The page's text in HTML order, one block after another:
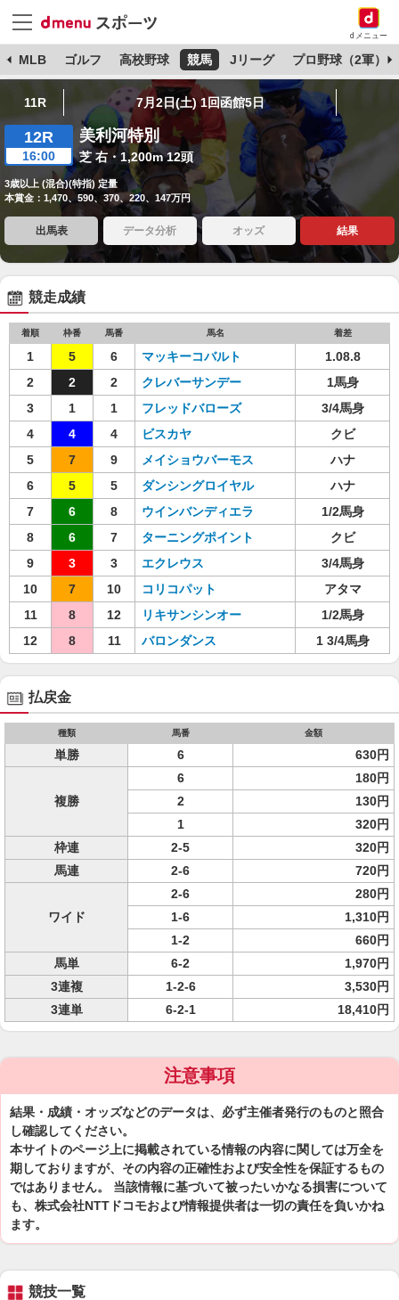
dメニュー
MLB ゴルフ 高校野球 競馬 Jリーグ プロ野球（2軍）
11R 7月2日(土) 1回函館5日
12R
16:00
美利河特別
芝 右・1,200m 12頭
3歳以上 (混合)(特指) 定量
本賞金：1,470、590、370、220、147万円
出馬表 データ分析 オッズ 結果
競走成績
着順 枠番 馬番 馬名 着差
1 5 6 マッキーコバルト
1.08.8
2
2 2 クレバーサンデー
1馬身
3
1 1 フレッドバローズ
3/4馬身
4
4 4 ビスカヤ
クビ
5
7 9 メイショウバーモス
ハナ
6
5 5 ダンシングロイヤル
ハナ
7
6 8 ウインバンディエラ
1/2馬身
8
6 7 ターニングポイント
クビ
9
3 3 エクレウス
3/4馬身
10
7 10 コリコパット
アタマ
11
8 12 リキサンシンオー
1/2馬身
12
8 11 バロンダンス 1 3/4馬身
払戻金
種類 馬番 金額
単勝 6 630円
複勝
6
180円
2
130円
1
320円
枠連
2-5
320円
馬連
2-6 720円
ワイド
2-6
280円
1-6
1,310円
1-2
660円
馬単
6-2
1,970円
3連複
1-2-6
3,530円
3連単
6-2-1 18,410円
注意事項
結果・成績・オッズなどのデータは、必ず主催者発行のものと照合
し確認してください。
本サイトのページ上に掲載されている情報の内容に関しては万全を
期しておりますが、その内容の正確性および安全性を保証するもの
ではありません。 当該情報に基づいて被ったいかなる損害について
も、株式会社NTTドコモおよび情報提供者は一切の責任を負いかね
ます。
競技一覧